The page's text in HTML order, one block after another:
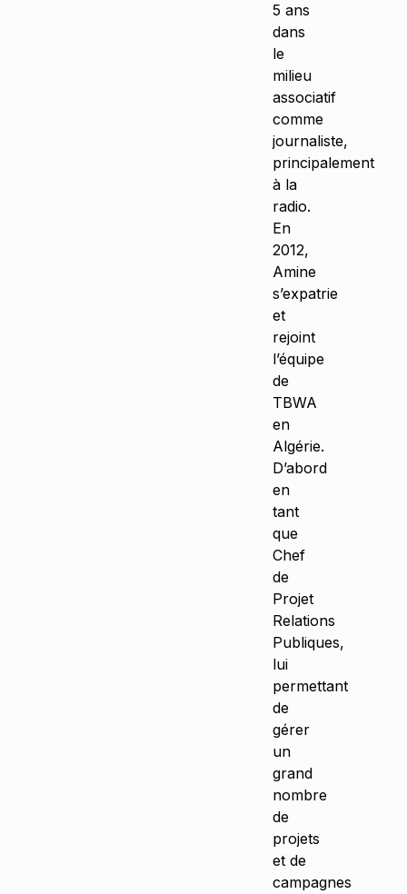
5 ans
dans
le
milieu
associatif
comme
journaliste,
principalement
à la
radio.
En
2012,
Amine
s’expatrie
et
rejoint
l’équipe
de
TBWA
en
Algérie.
D’abord
en
tant
que
Chef
de
Projet
Relations
Publiques,
lui
permettant
de
gérer
un
grand
nombre
de
projets
et de
campagnes